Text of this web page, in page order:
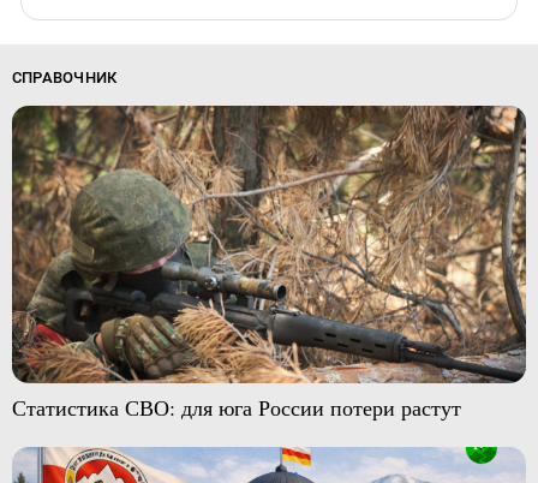
СПРАВОЧНИК
Статистика СВО: для юга России потери растут